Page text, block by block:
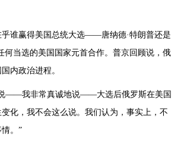
乎谁赢得美国总统大选——唐纳德·特朗普还是
当选的美国国家元首合作。普京回顾说，俄
内政治进程。
——我非常真诚地说——大选后俄罗斯在美国
化，我不会这么说。我们认为，事实上，不
。”